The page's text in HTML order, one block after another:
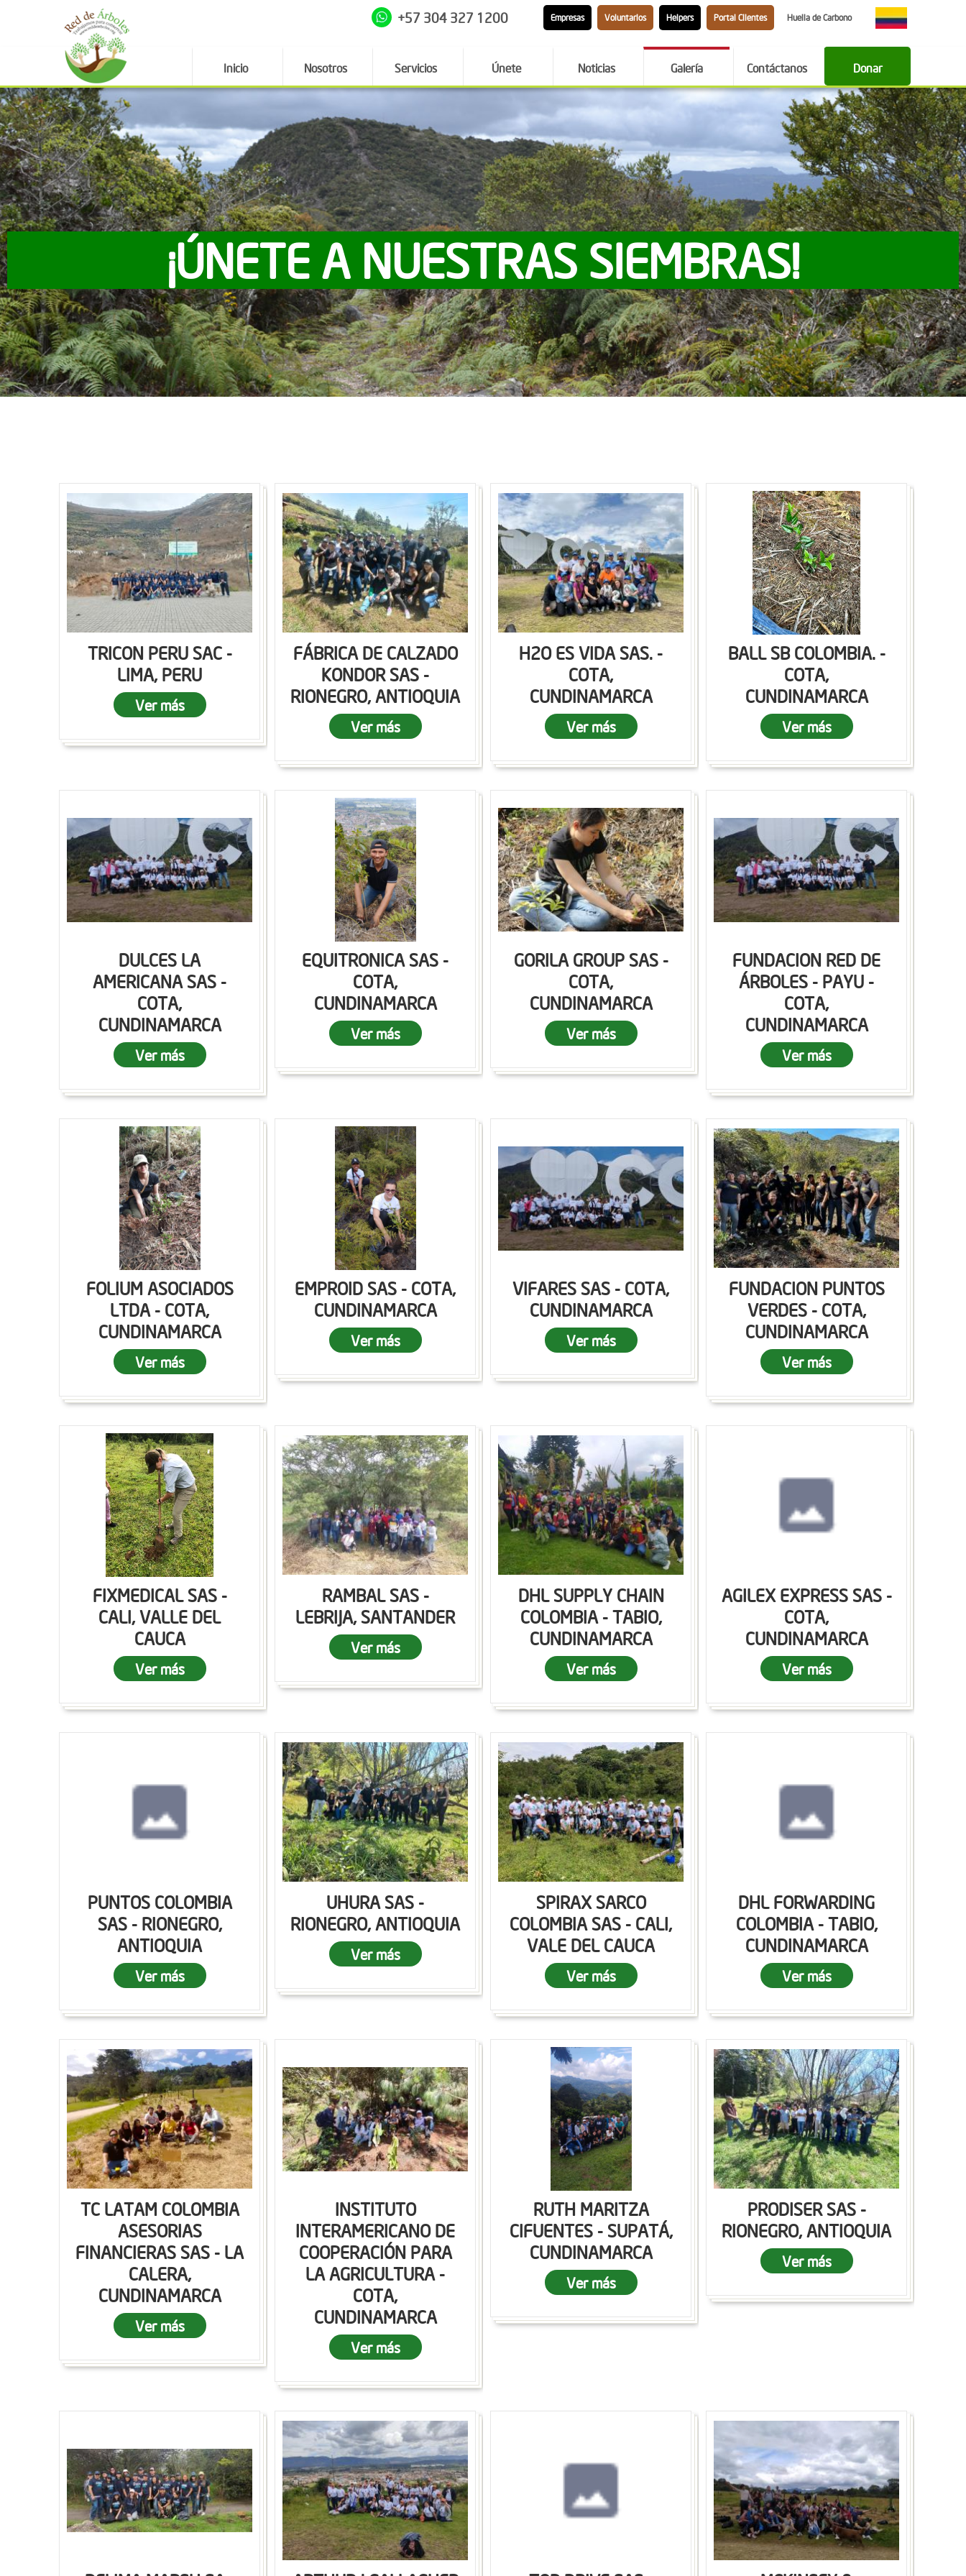
+57 304 327 1200 Empresas Voluntarios Helpers Portal Clientes Huella de Carbono
Inicio Nosotros Servicios Únete Noticias Galería Contáctanos Donar
¡ÚNETE A NUESTRAS SIEMBRAS!
TRICON PERU SAC -
LIMA, PERU
Ver más
FÁBRICA DE CALZADO
KONDOR SAS -
RIONEGRO, ANTIOQUIA
Ver más
H2O ES VIDA SAS. -
COTA,
CUNDINAMARCA
Ver más
BALL SB COLOMBIA. -
COTA,
CUNDINAMARCA
Ver más
DULCES LA
AMERICANA SAS -
COTA,
CUNDINAMARCA
Ver más
EQUITRONICA SAS -
COTA,
CUNDINAMARCA
Ver más
GORILA GROUP SAS -
COTA,
CUNDINAMARCA
Ver más
FUNDACION RED DE
ÁRBOLES - PAYU -
COTA,
CUNDINAMARCA
Ver más
FOLIUM ASOCIADOS
LTDA - COTA,
CUNDINAMARCA
Ver más
EMPROID SAS - COTA,
CUNDINAMARCA
Ver más
VIFARES SAS - COTA,
CUNDINAMARCA
Ver más
FUNDACION PUNTOS
VERDES - COTA,
CUNDINAMARCA
Ver más
FIXMEDICAL SAS -
CALI, VALLE DEL
CAUCA
Ver más
RAMBAL SAS -
LEBRIJA, SANTANDER
Ver más
DHL SUPPLY CHAIN
COLOMBIA - TABIO,
CUNDINAMARCA
Ver más
AGILEX EXPRESS SAS -
COTA,
CUNDINAMARCA
Ver más
PUNTOS COLOMBIA
SAS - RIONEGRO,
ANTIOQUIA
Ver más
UHURA SAS -
RIONEGRO, ANTIOQUIA
Ver más
SPIRAX SARCO
COLOMBIA SAS - CALI,
VALE DEL CAUCA
Ver más
DHL FORWARDING
COLOMBIA - TABIO,
CUNDINAMARCA
Ver más
TC LATAM COLOMBIA
ASESORIAS
FINANCIERAS SAS - LA
CALERA,
CUNDINAMARCA
Ver más
INSTITUTO
INTERAMERICANO DE
COOPERACIÓN PARA
LA AGRICULTURA -
COTA,
CUNDINAMARCA
Ver más
RUTH MARITZA
CIFUENTES - SUPATÁ,
CUNDINAMARCA
Ver más
PRODISER SAS -
RIONEGRO, ANTIOQUIA
Ver más